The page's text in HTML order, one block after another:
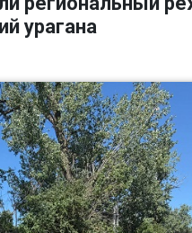
урагана